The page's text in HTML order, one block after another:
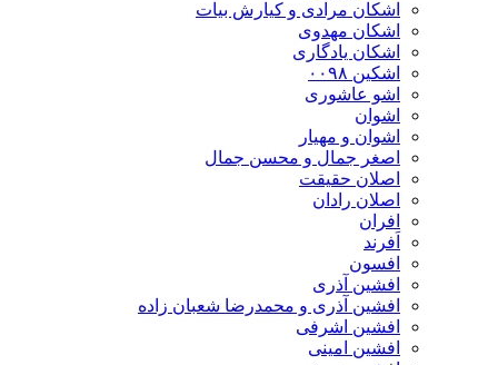
اشکان مرادی و کیارش بیات
اشکان مهدوی
اشکان یادگاری
اشکین ۰۰۹۸
اشو عاشوری
اشوان
اشوان و مهیار
اصغر جمال و محسن جمال
اصلان حقیقت
اصلان رادان
افران
اَفرند
افسون
افشین آذری
افشین آذری و محمدرضا شعبان زاده
افشین اشرفی
افشین امینی